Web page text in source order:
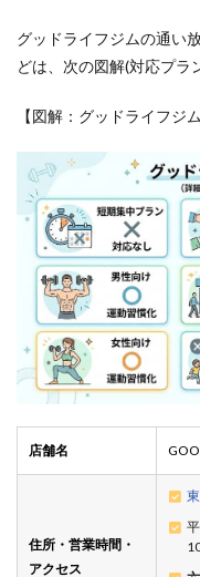
グッドライフジムの通い
どは、次の図解(対応プラ
【図解：グッドライフジ
店舗名
住所・営業時間・
アクセス